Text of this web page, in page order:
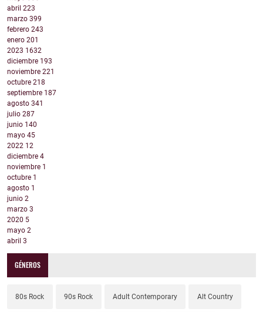
abril 223
marzo 399
febrero 243
enero 201
2023 1632
diciembre 193
noviembre 221
octubre 218
septiembre 187
agosto 341
julio 287
junio 140
mayo 45
2022 12
diciembre 4
noviembre 1
octubre 1
agosto 1
junio 2
marzo 3
2020 5
mayo 2
abril 3
GÉNEROS
80s Rock 90s Rock Adult Contemporary Alt Country